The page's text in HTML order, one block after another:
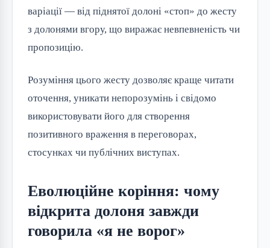
варіації — від піднятої долоні «стоп» до жесту
з долонями вгору, що виражає невпевненість чи
пропозицію.
Розуміння цього жесту дозволяє краще читати
оточення, уникати непорозумінь і свідомо
використовувати його для створення
позитивного враження в переговорах,
стосунках чи публічних виступах.
Еволюційне коріння: чому
відкрита долоня завжди
говорила «я не ворог»